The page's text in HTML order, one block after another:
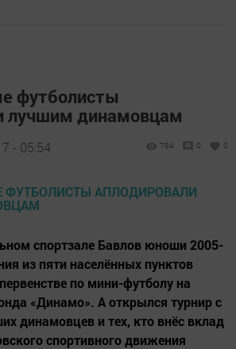
футболисты
лучшим динамовцам
- 05:54 784 0 0
спортзале Бавлов юноши 2005-
из пяти населённых пунктов
по мини-футболу на
«Динамо». А открылся турнир с
динамовцев и тех, кто внёс вклад
спортивного движения